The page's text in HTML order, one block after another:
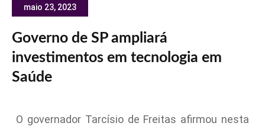
maio 23, 2023
Governo de SP ampliará
investimentos em tecnologia em
Saúde
O governador Tarcísio de Freitas afirmou nesta